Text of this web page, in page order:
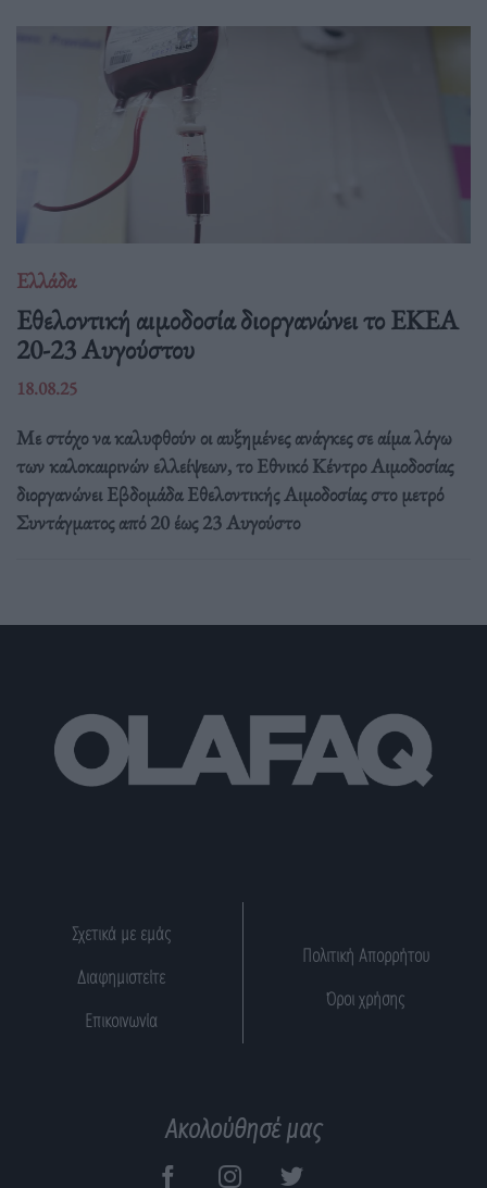
Ελλάδα
Eθελοντική αιμοδοσία διοργανώνει το ΕΚΕΑ
20-23 Αυγούστου
18.08.25
Με στόχο να καλυφθούν οι αυξημένες ανάγκες σε αίμα λόγω
των καλοκαιρινών ελλείψεων, το Εθνικό Κέντρο Αιμοδοσίας
διοργανώνει Εβδομάδα Εθελοντικής Αιμοδοσίας στο μετρό
Συντάγματος από 20 έως 23 Αυγούστο
Σχετικά με εμάς
Διαφημιστείτε
Επικοινωνία
Πολιτική Απορρήτου
Όροι χρήσης
Ακολούθησέ μας